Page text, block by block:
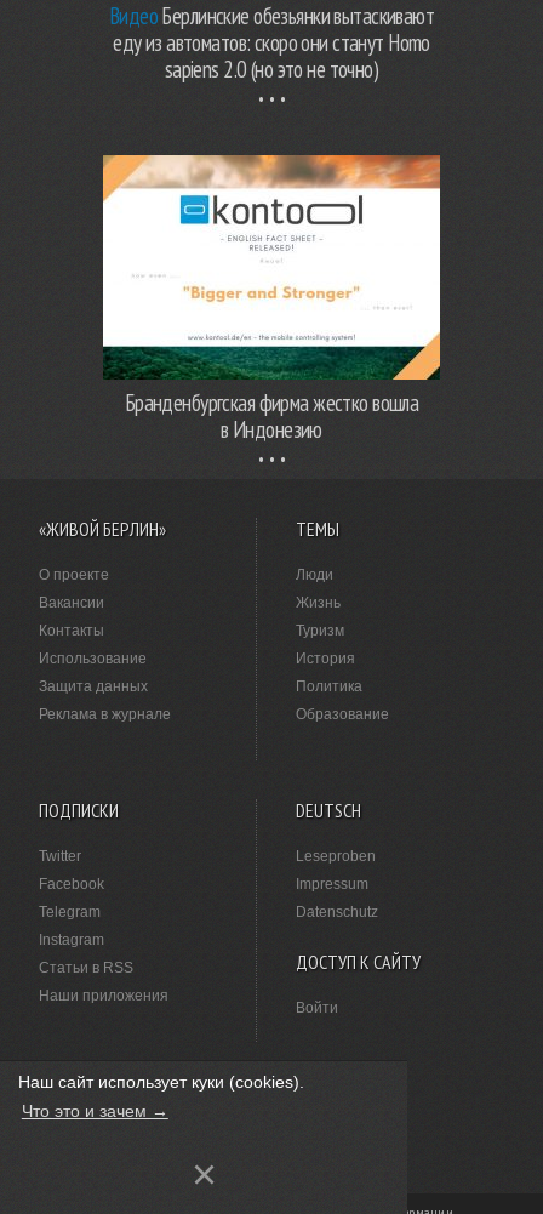
Наш сайт использует куки (cookies).
Что это и зачем →
×
ВидеоБерлинские обезьянки вытаскивают
еду из автоматов: скоро они станут Homo
sapiens 2.0 (но это не точно)
Бранденбургская фирма жестко вошла
в Индонезию
«ЖИВОЙ БЕРЛИН»
О проекте
Вакансии
Контакты
Использование
Защита данных
Реклама в журнале
ТЕМЫ
Люди
Жизнь
Туризм
История
Политика
Образование
ПОДПИСКИ
Twitter
Facebook
Telegram
Instagram
Статьи в RSS
Наши приложения
DEUTSCH
Leseproben
Impressum
Datenschutz
ДОСТУП К САЙТУ
Войти
НАШЛИ ОПЕЧАТКУ?